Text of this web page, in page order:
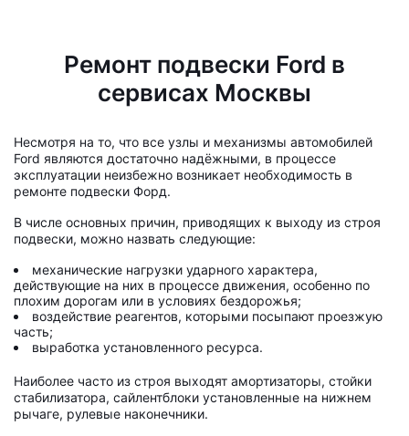
Ремонт подвески Ford в
сервисах Москвы
Несмотря на то, что все узлы и механизмы автомобилей
Ford являются достаточно надёжными, в процессе
эксплуатации неизбежно возникает необходимость в
ремонте подвески Форд.
В числе основных причин, приводящих к выходу из строя
подвески, можно назвать следующие:
механические нагрузки ударного характера,
действующие на них в процессе движения, особенно по
плохим дорогам или в условиях бездорожья;
воздействие реагентов, которыми посыпают проезжую
часть;
выработка установленного ресурса.
Наиболее часто из строя выходят амортизаторы, стойки
стабилизатора, сайлентблоки установленные на нижнем
рычаге, рулевые наконечники.